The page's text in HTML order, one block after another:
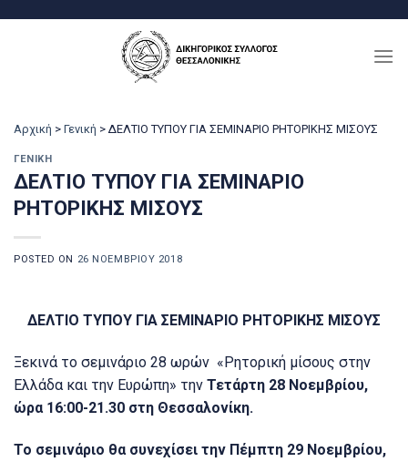
Αρχική > Γενική > ΔΕΛΤΙΟ ΤΥΠΟΥ ΓΙΑ ΣΕΜΙΝΑΡΙΟ ΡΗΤΟΡΙΚΗΣ ΜΙΣΟΥΣ
ΓΕΝΙΚΉ
ΔΕΛΤΙΟ ΤΥΠΟΥ ΓΙΑ ΣΕΜΙΝΑΡΙΟ
ΡΗΤΟΡΙΚΗΣ ΜΙΣΟΥΣ
POSTED ON 26 ΝΟΕΜΒΡΊΟΥ 2018
ΔΕΛΤΙΟ ΤΥΠΟΥ ΓΙΑ ΣΕΜΙΝΑΡΙΟ ΡΗΤΟΡΙΚΗΣ ΜΙΣΟΥΣ
Ξεκινά το σεμινάριο 28 ωρών «Ρητορική μίσους στην
Ελλάδα και την Ευρώπη» την Τετάρτη 28 Νοεμβρίου,
ώρα 16:00-21.30 στη Θεσσαλονίκη.
Το σεμινάριο θα συνεχίσει την Πέμπτη 29 Νοεμβρίου,